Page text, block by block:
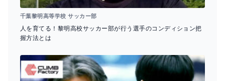
千葉黎明高等学校 サッカー部
人を育てる！黎明高校サッカー部が行う選手のコンディション把
握方法とは